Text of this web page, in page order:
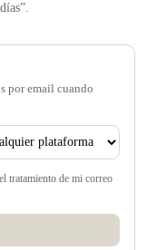
por email cuando
tratamiento de mi correo